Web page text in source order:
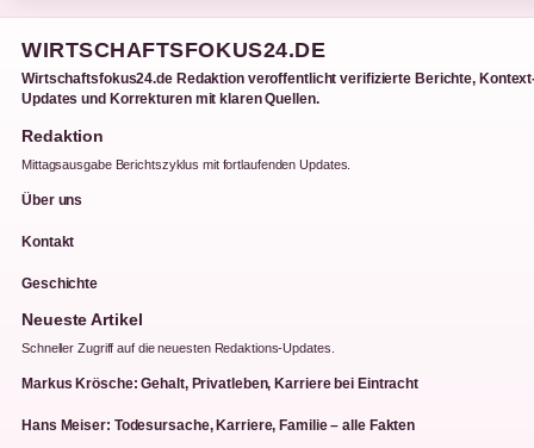
WIRTSCHAFTSFOKUS24.DE
Wirtschaftsfokus24.de Redaktion veroffentlicht verifizierte Berichte,
Updates und Korrekturen mit klaren Quellen.
Redaktion
Mittagsausgabe Berichtszyklus mit fortlaufenden Updates.
Über uns
Kontakt
Geschichte
Neueste Artikel
Schneller Zugriff auf die neuesten Redaktions-Updates.
Markus Krösche: Gehalt, Privatleben, Karriere bei Eintracht
Hans Meiser: Todesursache, Karriere, Familie – alle Fakten